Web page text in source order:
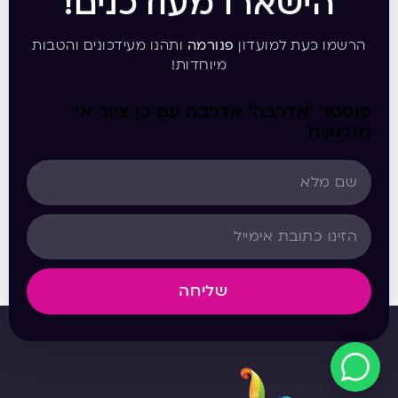
הרשמו כעת למועדון פנורמה ותהנו מעידכונים והטבות
מיוחדות!
פוסטר ‘אדרבה’ אדרבה עם כן ציור א’
מודגשת
שליחה